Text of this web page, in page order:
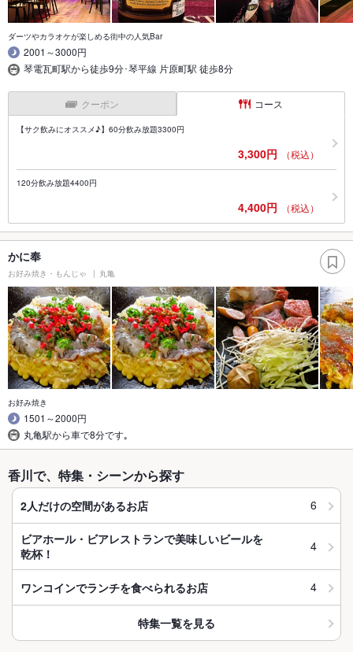
ダーツやカラオケが楽しめる街中の人気Bar
2001～3000円
琴電瓦町駅から徒歩9分･琴平線 片原町駅 徒歩8分
クーポン コース
【サク飲みにオススメ♪】60分飲み放題3300円
3,300円 （税込）
120分飲み放題4400円
4,400円 （税込）
かに奉
お好み焼き・もんじゃ 丸亀
お好み焼き
1501～2000円
丸亀駅から車で8分です｡
香川で、特集・シーンから探す
2人だけの空間があるお店 6
ビアホール・ビアレストランで美味しいビールを
乾杯！
4
ワンコインでランチを食べられるお店 4
特集一覧を見る